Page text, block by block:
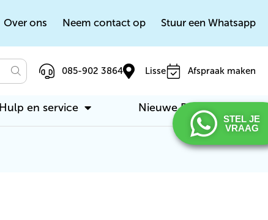
Over ons Neem contact op Stuur een Whatsapp
085-902 3864 Lisse Afspraak maken
STEL JE
VRAAG
Hulp en service Nieuwe PC / laptop